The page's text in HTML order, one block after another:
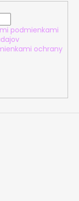
podmienkami
ochrany